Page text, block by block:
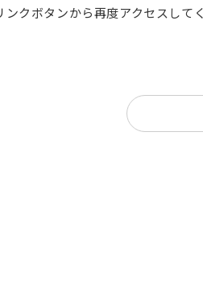
ンクボタンから再度アクセスして